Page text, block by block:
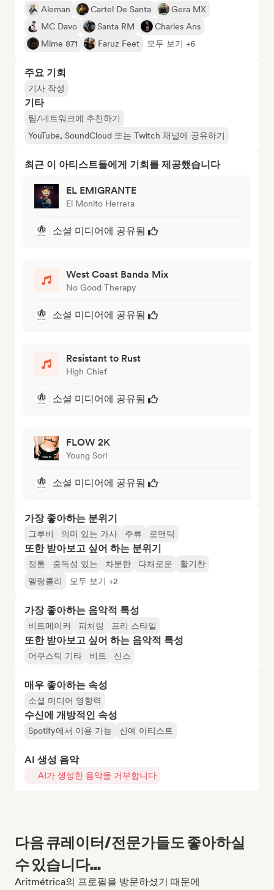
Aleman Cartel De Santa
Gera MX
MC Davo
Santa RM
Charles Ans
Mime 871
Faruz Feet 모두 보기 +6
주요 기회
기사 작성
기타
팀/네트워크에 추천하기
YouTube, SoundCloud 또는 Twitch 채널에 공유하기
최근 이 아티스트들에게 기회를 제공했습니다
EL EMIGRANTE
El Monito Herrera
소셜 미디어에 공유됨
West Coast Banda Mix
No Good Therapy
소셜 미디어에 공유됨
Resistant to Rust
High Chief
소셜 미디어에 공유됨
FLOW 2K
Young Sori
소셜 미디어에 공유됨
가장 좋아하는 분위기
그루비 의미 있는 가사 주류 로맨틱
또한 받아보고 싶어 하는 분위기
정통 중독성 있는 차분한 다채로운
활기찬
멜랑콜리
모두 보기 +2
가장 좋아하는 음악적 특성
비트메이커 피처링 프리 스타일
또한 받아보고 싶어 하는 음악적 특성
어쿠스틱 기타 비트 신스
매우 좋아하는 속성
소셜 미디어 영향력
수신에 개방적인 속성
Spotify에서 이용 가능 신예 아티스트
AI 생성 음악
AI가 생성한 음악을 거부합니다
다음 큐레이터/전문가들도 좋아하실
수 있습니다...
Aritmétrica의 프로필을 방문하셨기 때문에